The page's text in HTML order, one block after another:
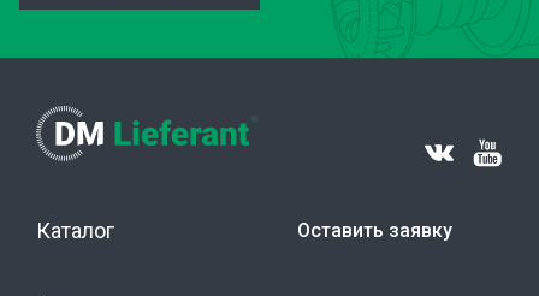
Каталог Оставить заявку